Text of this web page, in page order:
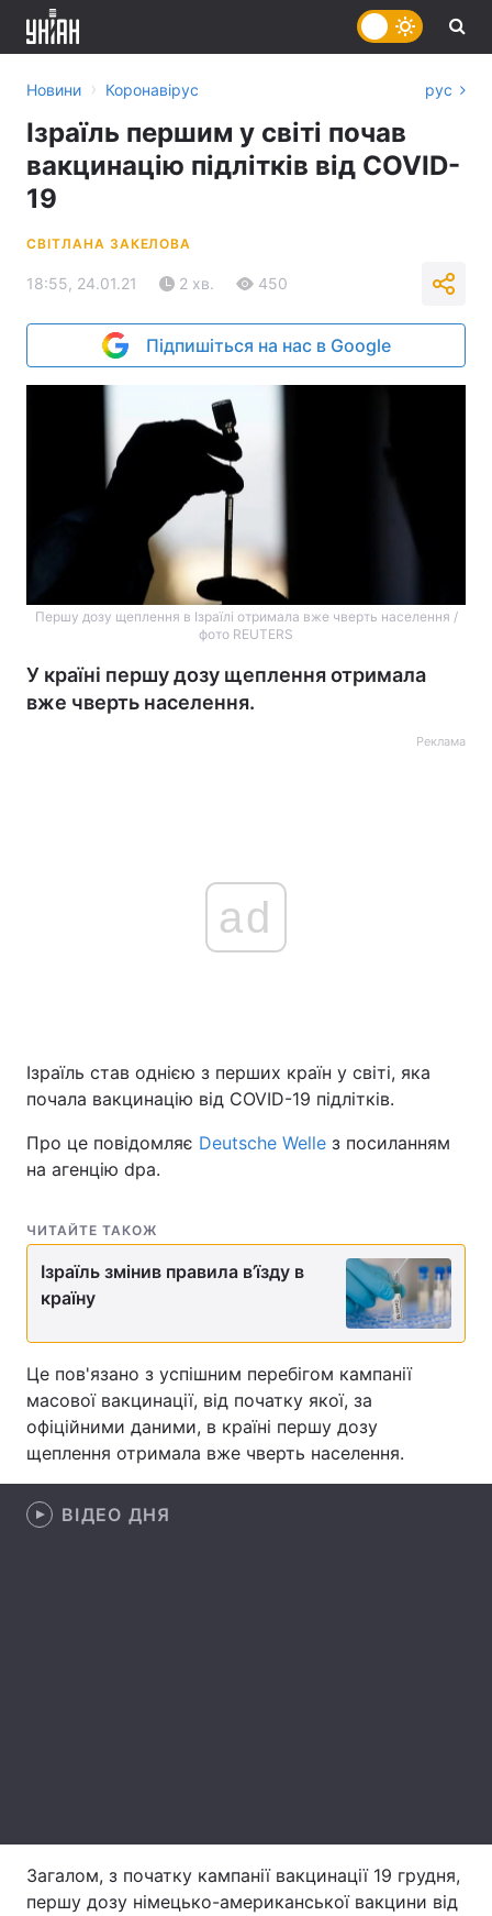
Головна Війна
Економіка
Спорт
Техно і зв'язок Лайт
Здоров'я Туризм
Цікавинки Погода
Екологія Регіони
Лонгріди
Новини › Коронавірус рус
Ізраїль першим у світі почав
вакцинацію підлітків від COVID-
19
СВІТЛАНА ЗАКЕЛОВА
18:55, 24.01.21 2 хв. 450
Підпишіться на нас в Google
Першу дозу щеплення в Ізраїлі отримала вже чверть населення /
фото REUTERS
У країні першу дозу щеплення отримала
вже чверть населення.
Реклама
ad
Ізраїль став однією з перших країн у світі, яка
почала вакцинацію від COVID-19 підлітків.
Про це повідомляє Deutsche Welle з посиланням
на агенцію dpa.
ЧИТАЙТЕ ТАКОЖ
Ізраїль змінив правила в’їзду в
країну
Це пов'язано з успішним перебігом кампанії
масової вакцинації, від початку якої, за
офіційними даними, в країні першу дозу
щеплення отримала вже чверть населення.
ВІДЕО ДНЯ
Загалом, з початку кампанії вакцинації 19 грудня,
першу дозу німецько-американської вакцини від